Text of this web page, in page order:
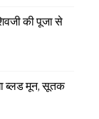
की पूजा से
ब्लड मून, सूतक